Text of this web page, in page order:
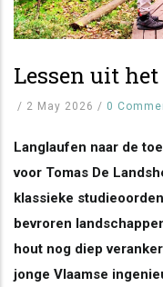
Lessen uit
/ 2 May 2026 / 0
Langlaufen naar de
voor Tomas De
klassieke
bevroren
hout nog diep
jonge Vlaamse